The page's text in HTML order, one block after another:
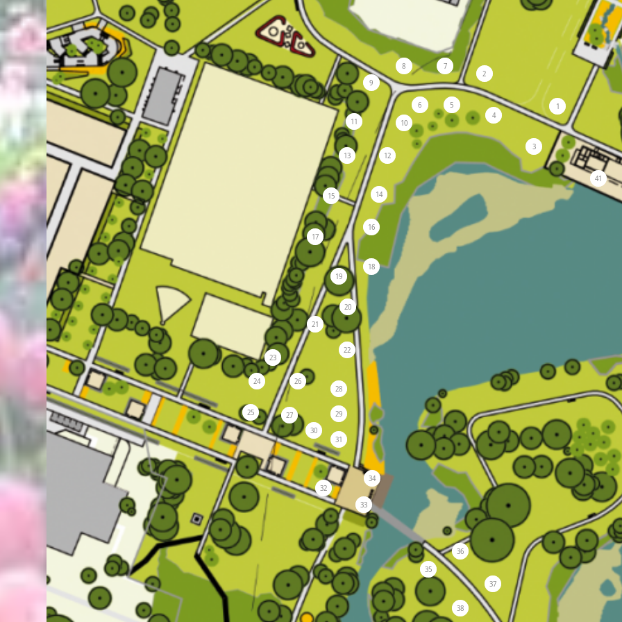
1
2
3
4
5
6
7
8
9
10
11
12
13
14
15
16
17
18
19
20
21
22
23
24
25
26
27
28
29
30
31
32
33
34
35
36
37
38
41